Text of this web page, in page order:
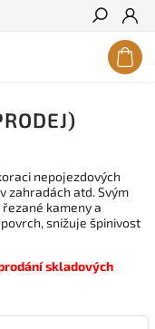
Hledat
nepojezdových
zahradách atd. Svým
kameny a
snižuje špinivost
skladových